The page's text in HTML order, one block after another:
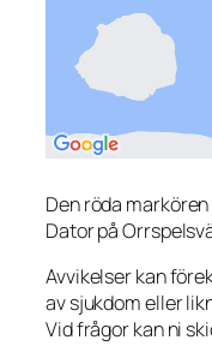
Den röda
Dator på
Avvikelser kan
av sjukdom eller
Vid frågor kan ni